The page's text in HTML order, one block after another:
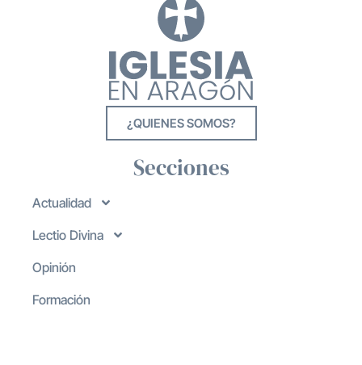
¿QUIENES SOMOS?
Secciones
Actualidad
Lectio Divina
Opinión
Formación